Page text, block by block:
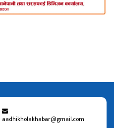
aadhikholakhabar@gmail.com